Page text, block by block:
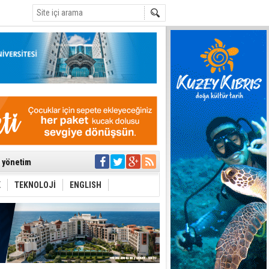
yönetim
arasında
Yasası
TEKNOLOJİ ENGLISH